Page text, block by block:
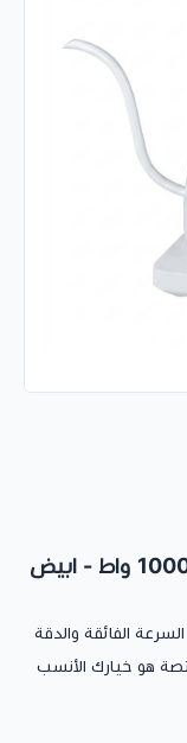
الفائقة والدقة
هو خيارك الأنسب
لعشاق القهوة
أي تعقيد.